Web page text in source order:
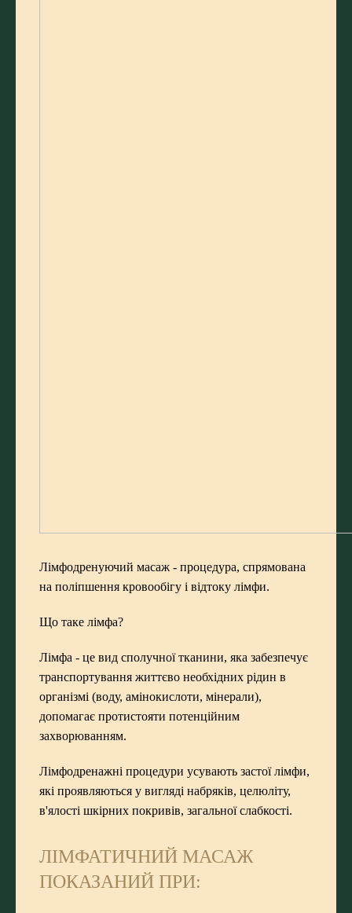
Лімфодренуючий масаж - процедура, спрямована
на поліпшення кровообігу і відтоку лімфи.
Що таке лімфа?
Лімфа - це вид сполучної тканини, яка забезпечує
транспортування життєво необхідних рідин в
організмі (воду, амінокислоти, мінерали),
допомагає протистояти потенційним
захворюванням.
Лімфодренажні процедури усувають застої лімфи,
які проявляються у вигляді набряків, целюліту,
в'ялості шкірних покривів, загальної слабкості.
ЛІМФАТИЧНИЙ МАСАЖ
ПОКАЗАНИЙ ПРИ: